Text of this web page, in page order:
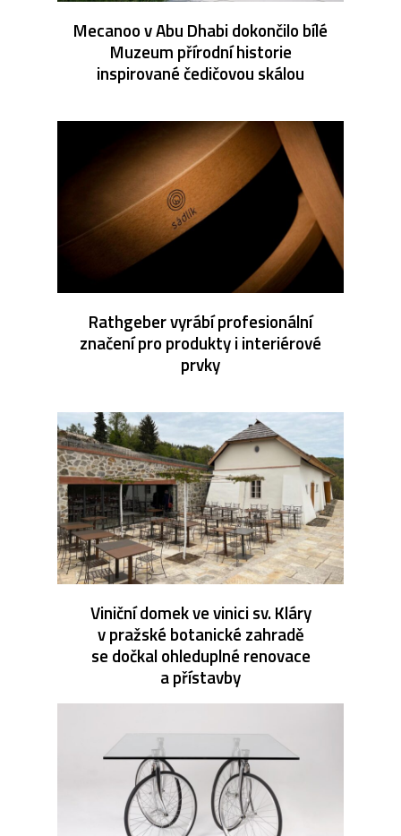
Mecanoo v Abu Dhabi dokončilo bílé
Muzeum přírodní historie
inspirované čedičovou skálou
Rathgeber vyrábí profesionální
značení pro produkty i interiérové
prvky
Viniční domek ve vinici sv. Kláry
v pražské botanické zahradě
se dočkal ohleduplné renovace
a přístavby